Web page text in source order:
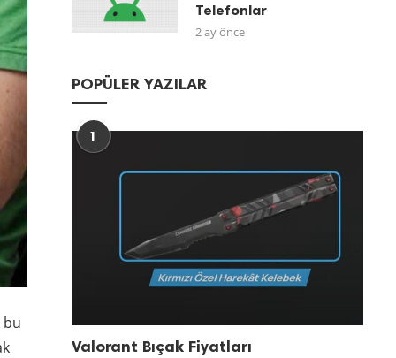
bu
Telefonlar
2 ay önce
POPÜLER YAZILAR
1
Valorant Bıçak Fiyatları